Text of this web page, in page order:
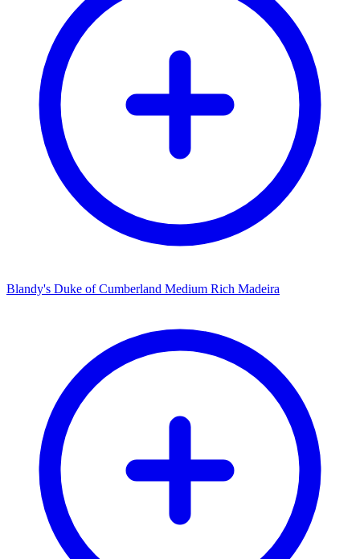
Blandy's Duke of Cumberland Medium Rich Madeira